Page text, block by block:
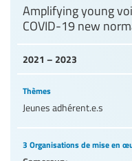
2021 – 2023
Amplifying young
COVID-19 new
Thèmes
Jeunes adhérent.e.s
3 Organisations de mise en